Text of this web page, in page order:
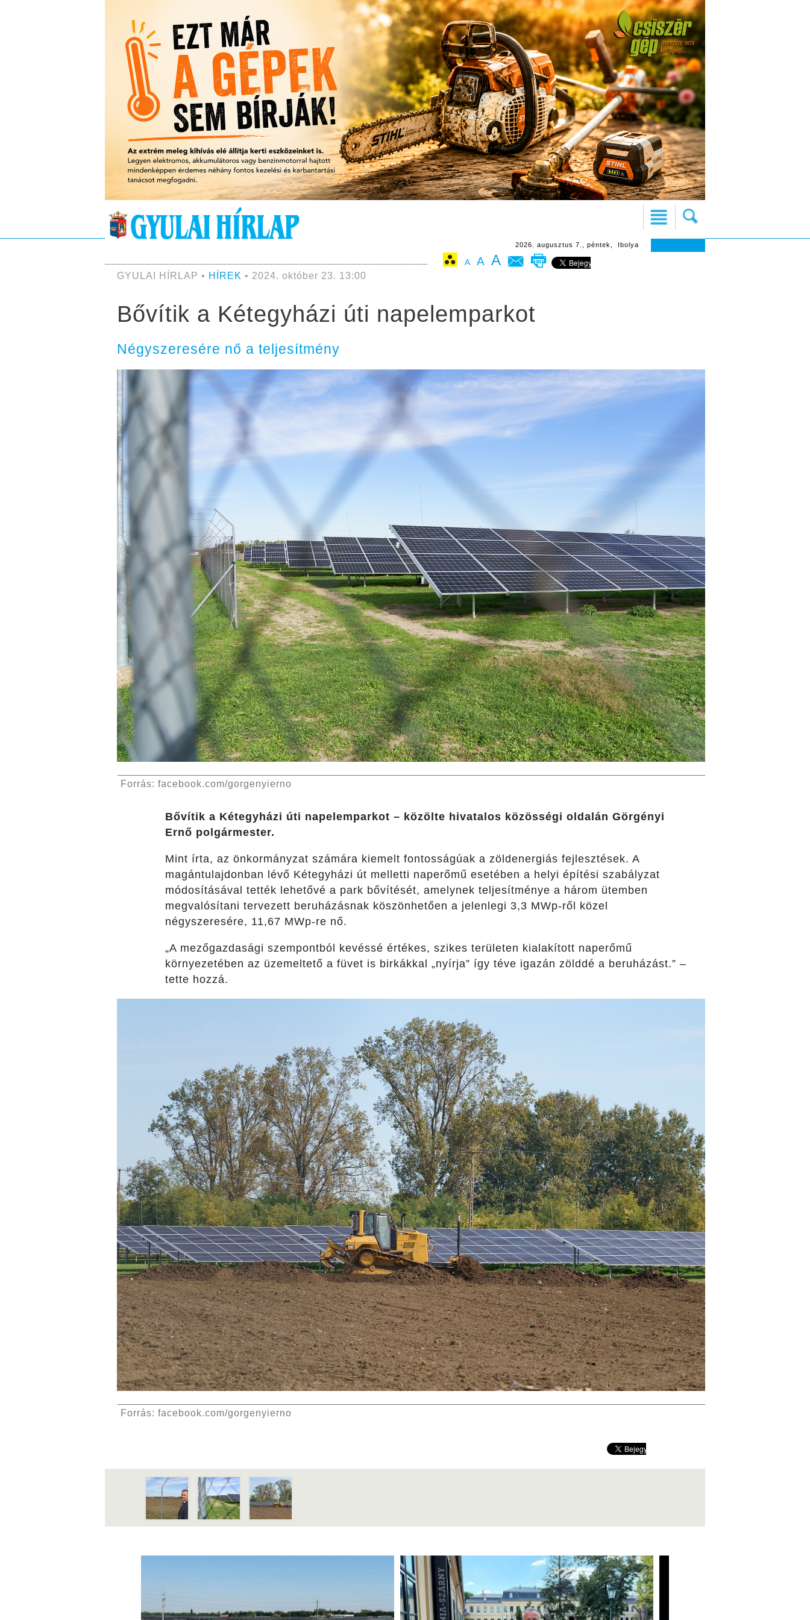
2026. augusztus 7., péntek, Ibolya
A A A
GYULAI HÍRLAP • HÍREK • 2024. október 23. 13:00
Bővítik a Kétegyházi úti napelemparkot
Négyszeresére nő a teljesítmény
Forrás: facebook.com/gorgenyierno
Bővítik a Kétegyházi úti napelemparkot – közölte hivatalos közösségi oldalán Görgényi
Ernő polgármester.
Mint írta, az önkormányzat számára kiemelt fontosságúak a zöldenergiás fejlesztések. A
magántulajdonban lévő Kétegyházi út melletti naperőmű esetében a helyi építési szabályzat
módosításával tették lehetővé a park bővítését, amelynek teljesítménye a három ütemben
megvalósítani tervezett beruházásnak köszönhetően a jelenlegi 3,3 MWp-ről közel
négyszeresére, 11,67 MWp-re nő.
„A mezőgazdasági szempontból kevéssé értékes, szikes területen kialakított naperőmű
környezetében az üzemeltető a füvet is birkákkal „nyírja” így téve igazán zölddé a beruházást.” –
tette hozzá.
Forrás: facebook.com/gorgenyierno